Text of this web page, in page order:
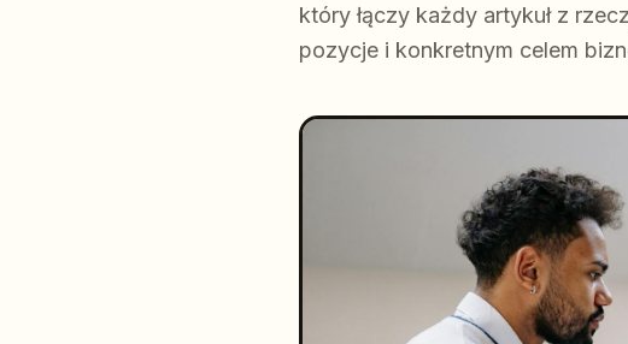
który łączy każdy artykuł z
pozycje i konkretnym celem